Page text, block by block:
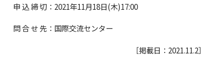
申 込 締 切：2021年11月18日(木)17:00
問 合 せ 先：国際交流センター
［掲載日：2021.11.2］